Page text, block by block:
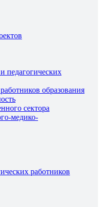
педагогических
образования
сектора
медико-
работников